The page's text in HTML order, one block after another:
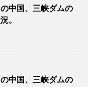
中国、三峡ダムの
。
中国、三峡ダムの